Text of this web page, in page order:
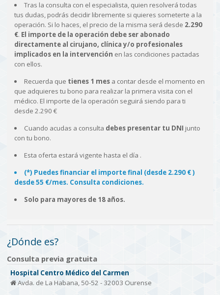
Tras la consulta con el especialista, quien resolverá todas
tus dudas, podrás decidir libremente si quieres someterte a la
operación. Si lo haces, el precio de la misma será desde 2.290
€. El importe de la operación debe ser abonado
directamente al cirujano, clínica y/o profesionales
implicados en la intervención en las condiciones pactadas
con ellos.
Recuerda que tienes 1 mesa contar desde el momento en
que adquieres tu bono para realizar la primera visita con el
médico. El importe de la operación seguirá siendo para ti
desde 2.290 €
Cuando acudas a consulta debes presentar tu DNI junto
con tu bono.
Esta oferta estará vigente hasta el día .
(*) Puedes financiar el importe final (desde 2.290 € )
desde 55 €/mes. Consulta condiciones.
Solo para mayores de 18 años.
¿Dónde es?
Consulta previa gratuita
Hospital Centro Médico del Carmen
Avda. de La Habana, 50-52 - 32003 Ourense